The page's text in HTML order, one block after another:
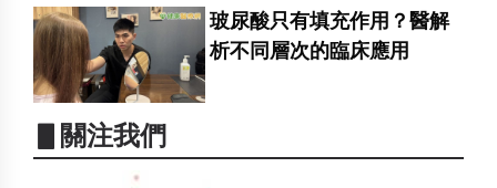
玻尿酸只有填充作用？醫解
析不同層次的臨床應用
▋關注我們